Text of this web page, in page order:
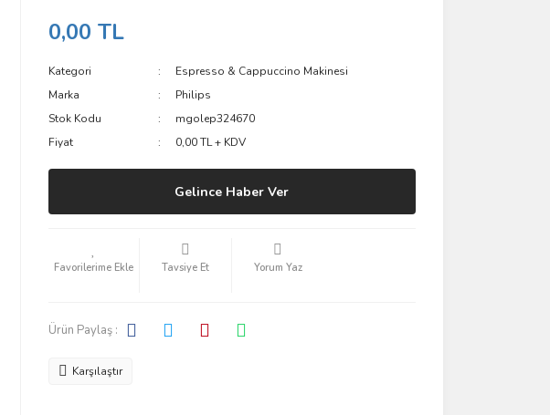
0,00 TL
Kategori
Espresso & Cappuccino Makinesi
Marka
Philips
Stok Kodu
mgolep324670
Fiyat
0,00 TL + KDV
Gelince Haber Ver
Tavsiye Et Yorum Yaz
Ürün Paylaş :
Karşılaştır